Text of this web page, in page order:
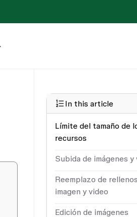
In this article
Límite del tamaño de
recursos
Subida de imágenes y
Reemplazo de
imagen y video
Edición de imágenes